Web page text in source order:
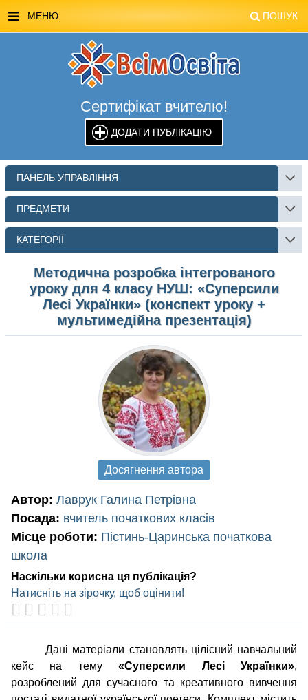
МЕНЮ ПОШУК
МАГАЗИН ВСІМОСВІТА
СТЕНДИ ВСІМОСВІТА
РЕКЛАМА НА САЙТІ
КОНТАКТИ
ПОШУК
Сертифікат вчителю!
ДОДАТИ ПУБЛІКАЦІЮ
ПАНЕЛЬ УПРАВЛІННЯ
ПРЕДМЕТИ
КАТЕГОРІЇ
Методична розробка інтегрованого
уроку для 4 класу НУШ: «Суперсили
Лесі Українки» (конспект уроку +
мультимедійна презентація)
Автор: Лаврук Галина Петрівна
Посада: вчитель початкових класів
Місце роботи: Пістинь-Царинська початкова
школа
Наскільки корисна ця публікація?
Натисніть на зірочку, щоб оцінити!
Досягнення автора
Дані матеріали становлять цілісний навчальний
кейс на тему«Суперсили Лесі Українки»,
розроблений для сучасного та креативного вивчення